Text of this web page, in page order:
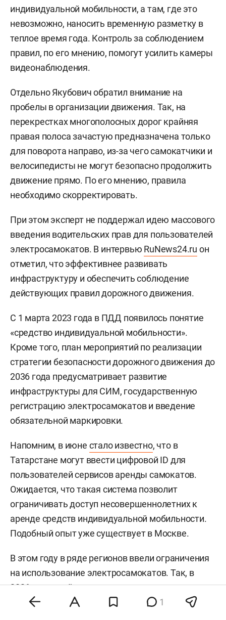
индивидуальной мобильности, а там, где это
невозможно, наносить временную разметку в
теплое время года. Контроль за соблюдением
правил, по его мнению, помогут усилить камеры
видеонаблюдения.
Отдельно Якубович обратил внимание на
пробелы в организации движения. Так, на
перекрестках многополосных дорог крайняя
правая полоса зачастую предназначена только
для поворота направо, из-за чего самокатчики и
велосипедисты не могут безопасно продолжить
движение прямо. По его мнению, правила
необходимо скорректировать.
При этом эксперт не поддержал идею массового
введения водительских прав для пользователей
электросамокатов. В интервью RuNews24.ru он
отметил, что эффективнее развивать
инфраструктуру и обеспечить соблюдение
действующих правил дорожного движения.
С 1 марта 2023 года в ПДД появилось понятие
«средство индивидуальной мобильности».
Кроме того, план мероприятий по реализации
стратегии безопасности дорожного движения до
2036 года предусматривает развитие
инфраструктуры для СИМ, государственную
регистрацию электросамокатов и введение
обязательной маркировки.
Напомним, в июне стало известно, что в
Татарстане могут ввести цифровой ID для
пользователей сервисов аренды самокатов.
Ожидается, что такая система позволит
ограничивать доступ несовершеннолетних к
аренде средств индивидуальной мобильности.
Подобный опыт уже существует в Москве.
В этом году в ряде регионов ввели ограничения
на использование электросамокатов. Так, в
2026-м полный запрет на их использование
ввели в подмосковных Люберцах и 1